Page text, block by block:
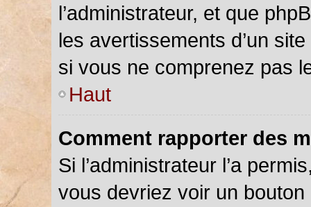
l’administrateur, et que
les avertissements d’un
si vous ne comprenez pas
Haut
Comment rapporter des
Si l’administrateur l’a
vous devriez voir un